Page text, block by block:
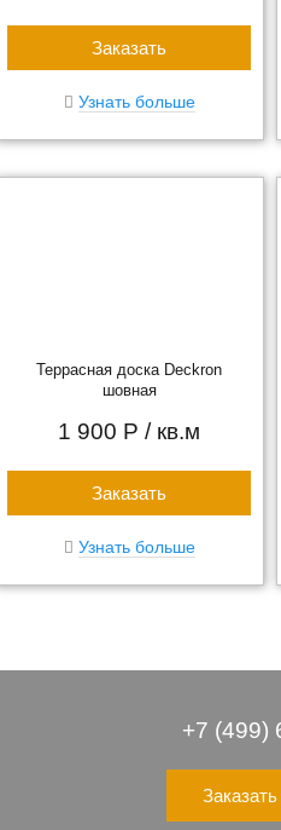
Заказать
Узнать больше
Террасная доска Deckron
шовная
1 900 Р / кв.м
Заказать
Узнать больше
+7 (499)